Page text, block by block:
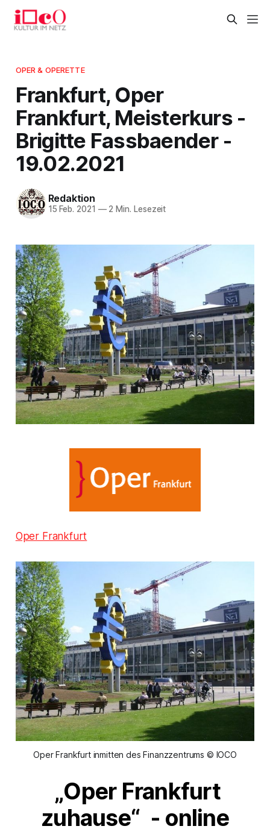
OPER & OPERETTE
Frankfurt, Oper
Frankfurt, Meisterkurs -
Brigitte Fassbaender -
19.02.2021
Redaktion
15 Feb. 2021 —2 Min. Lesezeit
Oper Frankfurt
Oper Frankfurt inmitten des Finanzzentrums © IOCO
„Oper Frankfurt
zuhause“ - online